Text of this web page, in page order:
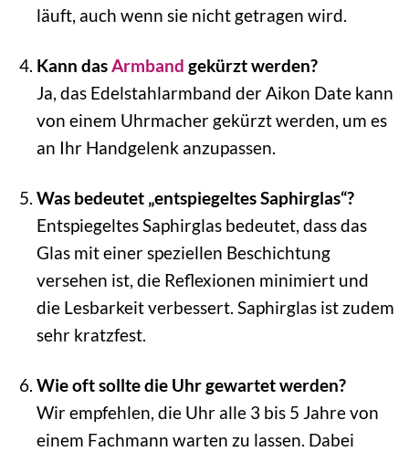
läuft, auch wenn sie nicht getragen wird.
Kann dasArmband gekürzt werden?
Ja, das Edelstahlarmband der Aikon Date kann
von einem Uhrmacher gekürzt werden, um es
an Ihr Handgelenk anzupassen.
Was bedeutet „entspiegeltes Saphirglas“?
Entspiegeltes Saphirglas bedeutet, dass das
Glas mit einer speziellen Beschichtung
versehen ist, die Reflexionen minimiert und
die Lesbarkeit verbessert. Saphirglas ist zudem
sehr kratzfest.
Wie oft sollte die Uhr gewartet werden?
Wir empfehlen, die Uhr alle 3 bis 5 Jahre von
einem Fachmann warten zu lassen. Dabei